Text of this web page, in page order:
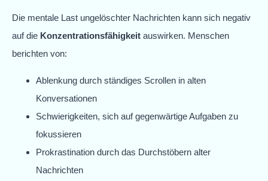
Die mentale Last ungelöschter Nachrichten kann sich negativ
auf die Konzentrationsfähigkeit auswirken. Menschen
berichten von:
Ablenkung durch ständiges Scrollen in alten
Konversationen
Schwierigkeiten, sich auf gegenwärtige Aufgaben zu
fokussieren
Prokrastination durch das Durchstöbern alter
Nachrichten